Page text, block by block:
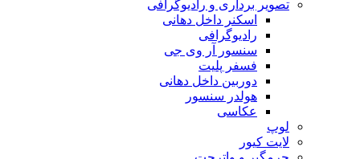
تصویر برداری و رادیوگرافی
اسکنر داخل دهانی
رادیوگرافی
سنسور آر وی جی
فسفر پلیت
دوربین داخل دهانی
هولدر سنسور
عکاسی
لوپ
لایت کیور